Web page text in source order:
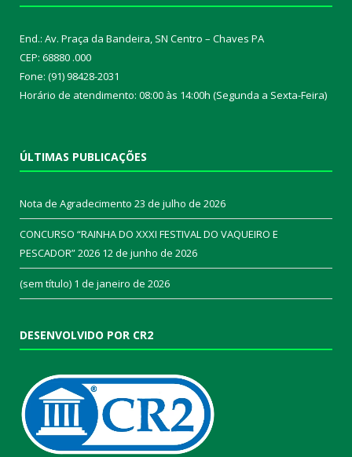
End.: Av. Praça da Bandeira, SN Centro – Chaves PA
CEP: 68880 .000
Fone: (91) 98428-2031
Horário de atendimento: 08:00 às 14:00h (Segunda a Sexta-Feira)
ÚLTIMAS PUBLICAÇÕES
Nota de Agradecimento 23 de julho de 2026
CONCURSO “RAINHA DO XXXI FESTIVAL DO VAQUEIRO E
PESCADOR” 2026 12 de junho de 2026
(sem título) 1 de janeiro de 2026
DESENVOLVIDO POR CR2